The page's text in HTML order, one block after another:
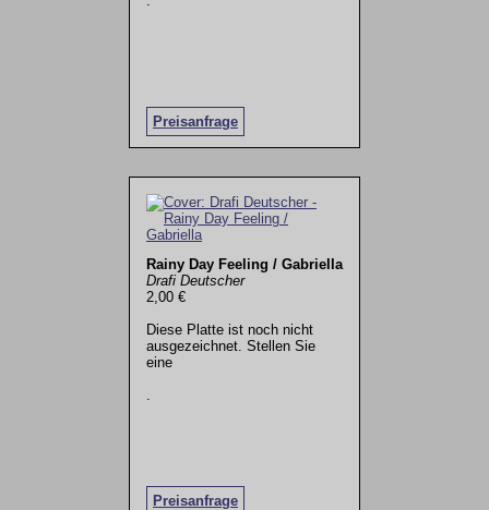
Preisanfrage
Rainy Day Feeling / Gabriella
Drafi Deutscher
2,00 €
Diese Platte ist noch nicht
ausgezeichnet. Stellen Sie
eine
Preisanfrage
.